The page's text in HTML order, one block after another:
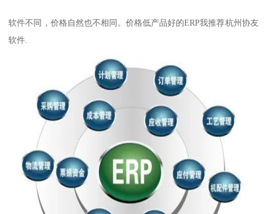
软件不同，价格自然也不相同。价格低产品好的ERP我推荐杭州协友
软件.